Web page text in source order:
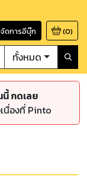
จัดการอีบุ๊ก (0)
ทั้งหมด
กดเลย
นื่องที่ Pinto